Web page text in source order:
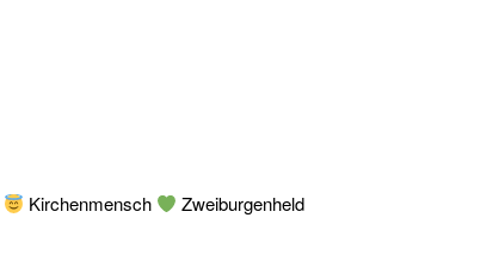
Kirchenmensch Zweiburgenheld